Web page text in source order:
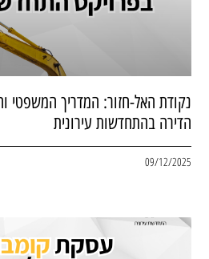
נקודת האל-חזור: המדריך המשפטי
הדירה בהתחדשות עירונית
09/12/2025